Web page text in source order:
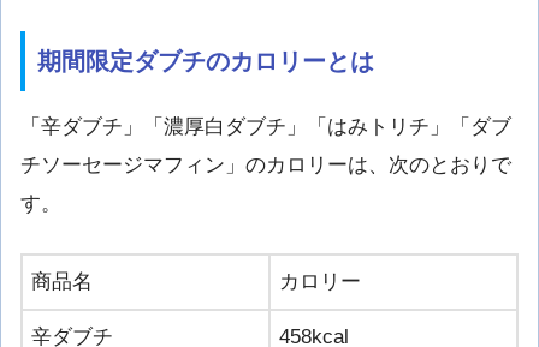
期間限定ダブチのカロリーとは
「辛ダブチ」「濃厚白ダブチ」「はみトリチ」「ダブ
チソーセージマフィン」のカロリーは、次のとおりで
す。
商品名 カロリー
辛ダブチ 458kcal